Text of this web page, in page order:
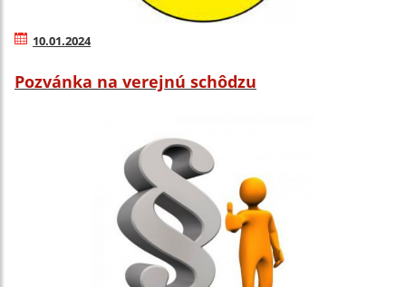
10.01.2024
Pozvánka na verejnú schôdzu